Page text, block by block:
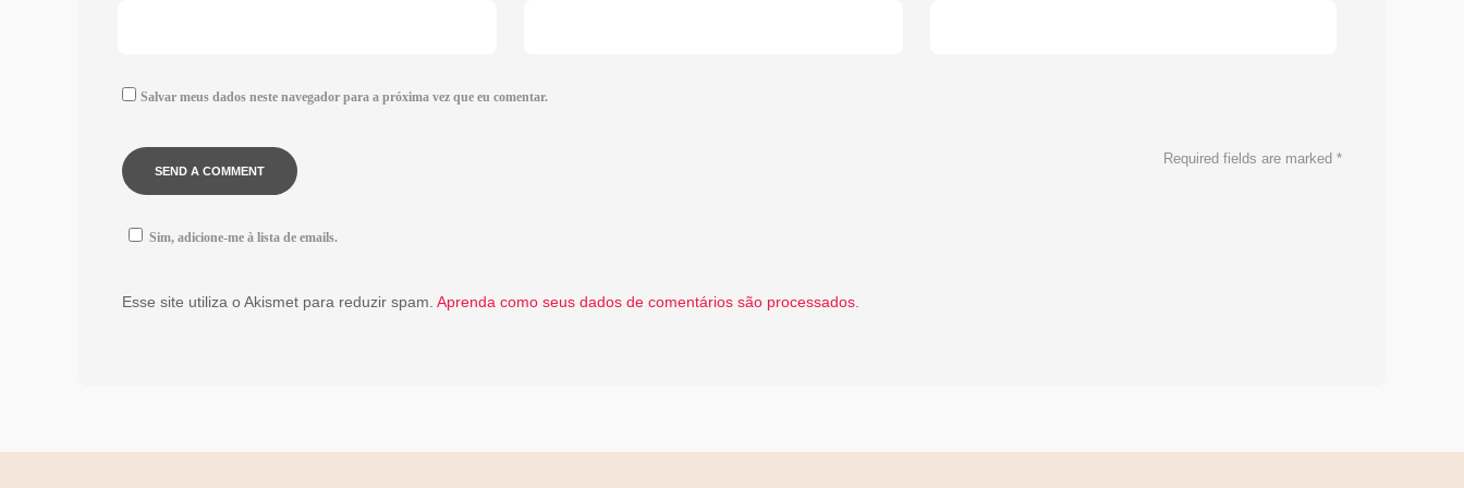
Salvar meus dados neste navegador para a próxima vez que eu comentar.
Required fields are marked *
Sim, adicione-me à lista de emails.
Esse site utiliza o Akismet para reduzir spam. Aprenda como seus dados de comentários são processados